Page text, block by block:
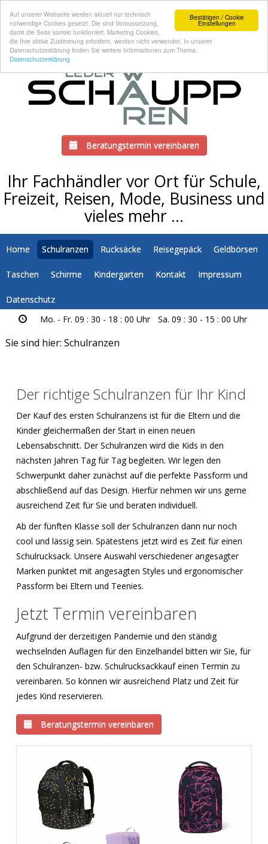
Bestätigen / Cookie
Einstellungen
Auf unserer Webseite werden aktuell nur technisch
notwendige Cookies gesetzt. Die sind Voraussetzung,
damit die Seite korrekt funktioniert. Marketing Cookies,
die Ihre aktive Zustimmung erfordern, werden nicht verwendet. In unserer
Datenschutzerklärung finden Sie weitere Informationen zum Thema.
Datenschutzerklärung
Beratungstermin vereinbaren
Ihr Fachhändler vor Ort für Schule,
Freizeit, Reisen, Mode, Business und
vieles mehr …
Home Schulranzen Rucksäcke Reisegepäck Geldbörsen
Taschen Schirme Kindergarten Kontakt Impressum
Datenschutz
Mo. - Fr. 09 : 30 - 18 : 00 Uhr
Sa. 09 : 30 - 15 : 00 Uhr
Sie sind hier: Schulranzen
Der richtige Schulranzen für Ihr Kind
Der Kauf des ersten Schulranzens ist für die Eltern und die
Kinder gleichermaßen der Start in einen neuen
Lebensabschnitt. Der Schulranzen wird die Kids in den
nächsten Jahren Tag für Tag begleiten. Wir legen den
Schwerpunkt daher zunächst auf die perfekte Passform und
abschließend auf das Design. Hierfür nehmen wir uns gerne
ausreichend Zeit für Sie und beraten individuell.
Ab der fünften Klasse soll der Schulranzen dann nur noch
cool und lässig sein. Spätestens jetzt wird es Zeit für einen
Schulrucksack. Unsere Auswahl verschiedener angesagter
Marken punktet mit angesagten Styles und ergonomischer
Passform bei Eltern und Teenies.
Jetzt Termin vereinbaren
Aufgrund der derzeitigen Pandemie und den ständig
wechselnden Auflagen für den Einzelhandel bitten wir Sie, für
den Schulranzen- bzw. Schulrucksackkauf einen Termin zu
vereinbaren. So können wir ausreichend Platz und Zeit für
jedes Kind reservieren.
Beratungstermin vereinbaren